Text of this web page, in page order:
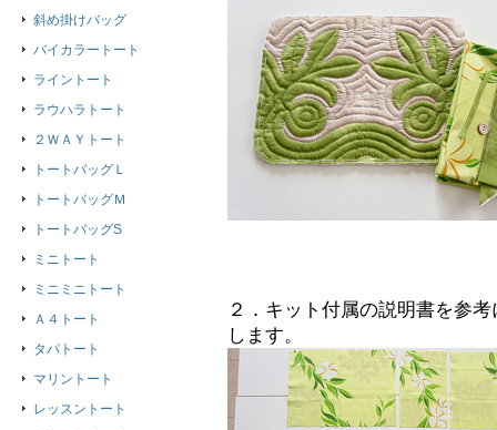
２．キット付属の説明書を参
します。
斜め掛けバッグ
バイカラートート
ライントート
ラウハラトート
２ＷＡＹトート
トートバッグＬ
トートバッグＭ
トートバッグS
ミニトート
ミニミニトート
Ａ４トート
タパトート
マリントート
レッスントート